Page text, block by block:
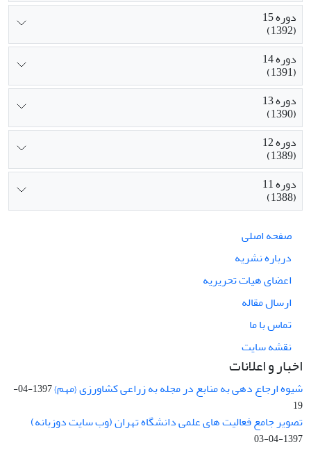
دوره 15
(1392)
دوره 14
(1391)
دوره 13
(1390)
دوره 12
(1389)
دوره 11
(1388)
صفحه اصلی
درباره نشریه
اعضای هیات تحریریه
ارسال مقاله
تماس با ما
نقشه سایت
اخبار و اعلانات
شیوه ارجاع دهی به منابع در مجله به زراعی کشاورزی {مهم}
1397-04-
19
تصویر جامع فعالیت های علمی دانشگاه تهران (وب سایت دوزبانه)
1397-04-03